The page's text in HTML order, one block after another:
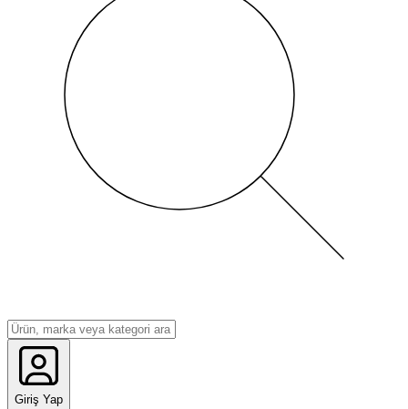
Giriş Yap